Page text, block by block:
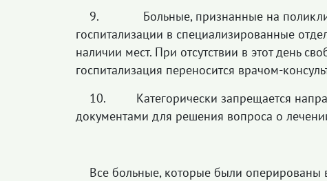
9. Больные, признанные на
госпитализации в специализированные
наличии мест. При отсутствии в этот день
госпитализация переносится врачом-
10. Категорически запрещается
документами для решения вопроса о
Все больные, которые были оперированы